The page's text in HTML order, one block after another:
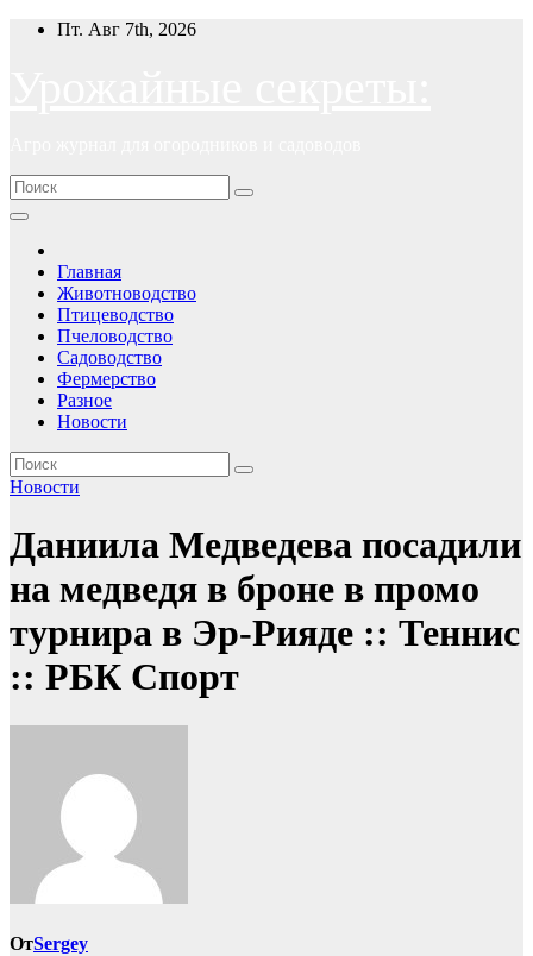
ПерейтиПт. Авг 7th, 2026
Главная
Животноводство
Птицеводство
Пчеловодство
Садоводство
Фермерство
Разное
Новости
Новости
Даниила Медведева посадили
на медведя в броне в промо
турнира в Эр-Рияде :: Теннис
:: РБК Спорт
ОтSergey